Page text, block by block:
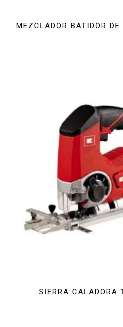
MEZCLADOR BATIDOR
SIERRA CALADORA